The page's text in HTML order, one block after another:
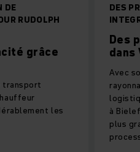
DE
RUDOLPH
grâce
transport
les
DES
Des
dans
Avec
à
plus